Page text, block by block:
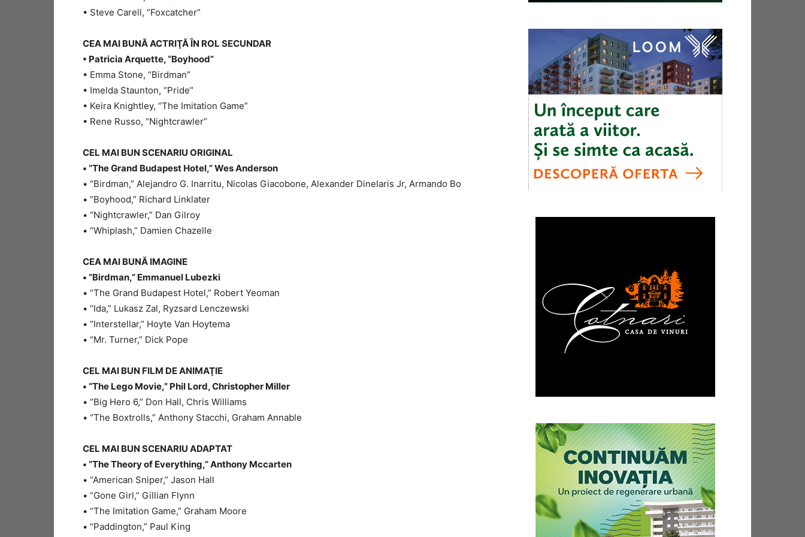
• Steve Carell, “Foxcatcher”
CEA MAI BUNĂ ACTRIŢĂ ÎN ROL SECUNDAR
• Patricia Arquette, “Boyhood”
• Emma Stone, “Birdman”
• Imelda Staunton, “Pride”
• Keira Knightley, “The Imitation Game”
• Rene Russo, “Nightcrawler”
CEL MAI BUN SCENARIU ORIGINAL
• “The Grand Budapest Hotel,” Wes Anderson
• “Birdman,” Alejandro G. Inarritu, Nicolas Giacobone, Alexander Dinelaris Jr, Armando Bo
• “Boyhood,” Richard Linklater
• “Nightcrawler,” Dan Gilroy
• “Whiplash,” Damien Chazelle
CEA MAI BUNĂ IMAGINE
• “Birdman,” Emmanuel Lubezki
• “The Grand Budapest Hotel,” Robert Yeoman
• “Ida,” Lukasz Zal, Ryzsard Lenczewski
• “Interstellar,” Hoyte Van Hoytema
• “Mr. Turner,” Dick Pope
CEL MAI BUN FILM DE ANIMAŢIE
• “The Lego Movie,” Phil Lord, Christopher Miller
• “Big Hero 6,” Don Hall, Chris Williams
• “The Boxtrolls,” Anthony Stacchi, Graham Annable
CEL MAI BUN SCENARIU ADAPTAT
• “The Theory of Everything,” Anthony Mccarten
• “American Sniper,” Jason Hall
• “Gone Girl,” Gillian Flynn
• “The Imitation Game,” Graham Moore
• “Paddington,” Paul King